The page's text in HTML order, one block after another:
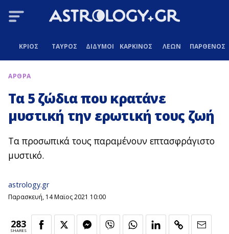
ΚΡΙΟΣ ΤΑΥΡΟΣ ΔΙΔΥΜΟΙ ΚΑΡΚΙΝΟΣ ΛΕΩΝ ΠΑΡΘΕΝΟΣ
ΑΡΘΡΑ
Τα 5 ζώδια που κρατάνε
μυστική την ερωτική τους ζωή
Τα προσωπικά τους παραμένουν επτασφράγιστο
μυστικό.
astrology.gr
Παρασκευή, 14 Μαϊος 2021 10:00
283
SHARES